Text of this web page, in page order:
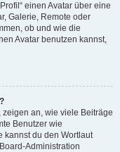
einen Avatar über eine
Galerie, Remote oder
ob und wie die
Avatar benutzen kannst,
an, wie viele Beiträge
Benutzer wie
kannst du den Wortlaut
Administration